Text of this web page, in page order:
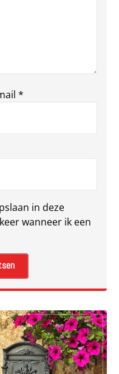
*
in deze
wanneer ik een